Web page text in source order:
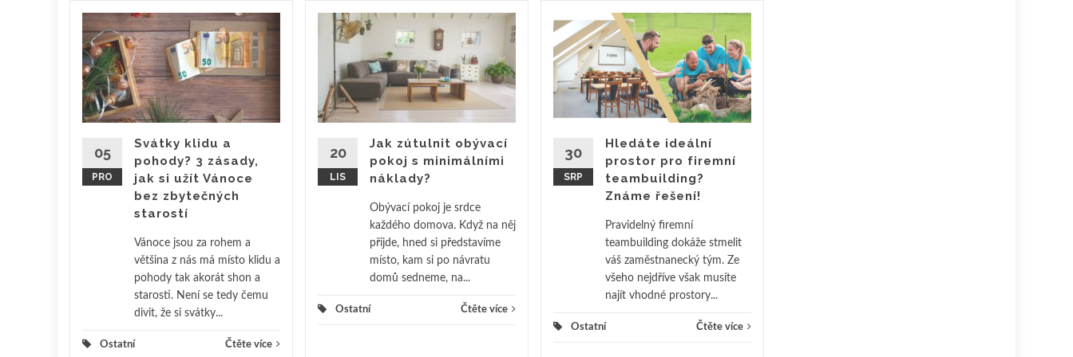
05
PRO
Svátky klidu a
pohody? 3 zásady,
jak si užít Vánoce
bez zbytečných
starostí
Vánoce jsou za rohem a
většina z nás má místo klidu a
pohody tak akorát shon a
starosti. Není se tedy čemu
divit, že si svátky...
Ostatní Čtěte více
20
LIS
Jak zútulnit obývací
pokoj s minimálními
náklady?
Obývací pokoj je srdce
každého domova. Když na něj
přijde, hned si představíme
místo, kam si po návratu
domů sedneme, na...
Ostatní Čtěte více
30
SRP
Hledáte ideální
prostor pro firemní
teambuilding?
Známe řešení!
Pravidelný firemní
teambuilding dokáže stmelit
váš zaměstnanecký tým. Ze
všeho nejdříve však musíte
najít vhodné prostory...
Ostatní Čtěte více